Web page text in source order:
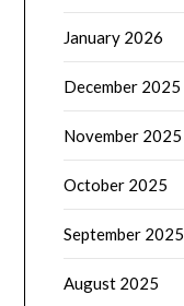
January 2026
December 2025
November 2025
October 2025
September 2025
August 2025